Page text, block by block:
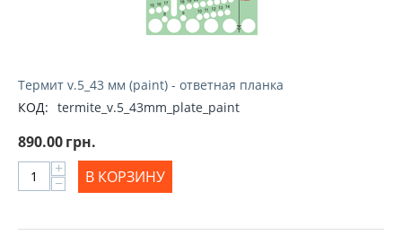
Термит v.5_43 мм (paint) - ответная планка
КОД: termite_v.5_43mm_plate_paint
890.00грн.
+
− В КОРЗИНУ